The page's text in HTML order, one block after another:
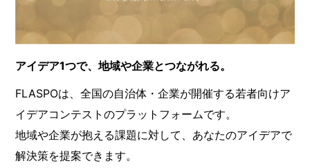
アイデア1つで、地域や企業とつながれる。
FLASPOは、全国の自治体・企業が開催する若者向けア
イデアコンテストのプラットフォームです。
地域や企業が抱える課題に対して、あなたのアイデアで
解決策を提案できます。